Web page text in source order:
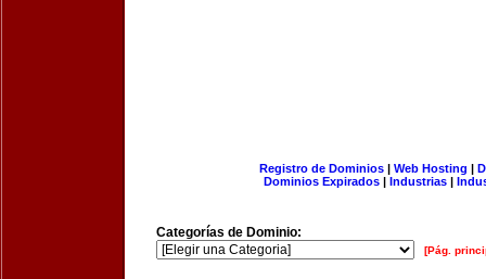
Registro de Dominios| Web Hosting |
Dominios Expirados | Industrias |
Categorías de Dominio:
[Pág.